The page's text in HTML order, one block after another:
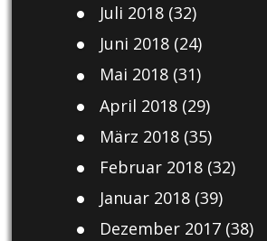
Juli 2018(32)
Juni 2018(24)
Mai 2018(31)
April 2018(29)
März 2018(35)
Februar 2018(32)
Januar 2018(39)
Dezember 2017(38)